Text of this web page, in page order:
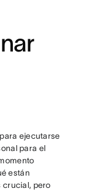
ejecutarse
para el
están
crucial, pero